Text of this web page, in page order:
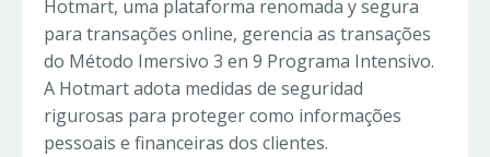
Hotmart, uma plataforma renomada y segura
para transações online, gerencia as transações
do Método Imersivo 3 en 9 Programa Intensivo.
A Hotmart adota medidas de seguridad
rigurosas para proteger como informações
pessoais e financeiras dos clientes.